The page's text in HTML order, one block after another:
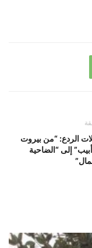
الردع: “من بيروت
إلى “الضاحية